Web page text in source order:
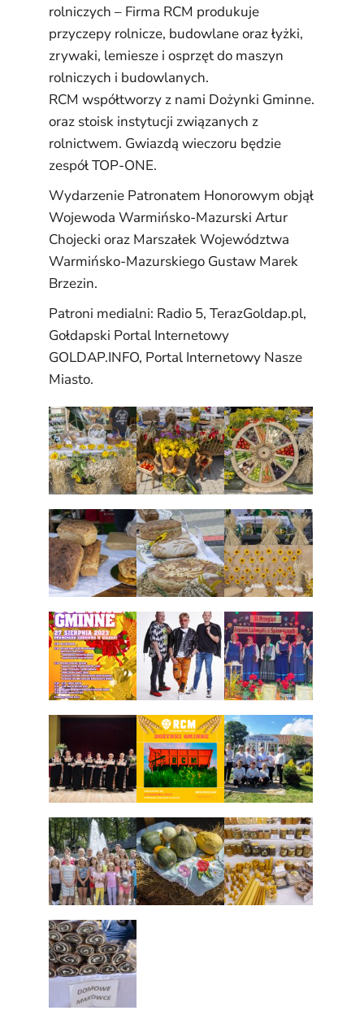
rolniczych – Firma RCM produkuje
przyczepy rolnicze, budowlane oraz łyżki,
zrywaki, lemiesze i osprzęt do maszyn
rolniczych i budowlanych.
RCM współtworzy z nami Dożynki Gminne.
oraz stoisk instytucji związanych z
rolnictwem. Gwiazdą wieczoru będzie
zespół TOP-ONE.
Wydarzenie Patronatem Honorowym objął
Wojewoda Warmińsko-Mazurski Artur
Chojecki oraz Marszałek Województwa
Warmińsko-Mazurskiego Gustaw Marek
Brzezin.
Patroni medialni: Radio 5, TerazGoldap.pl,
Gołdapski Portal Internetowy
GOLDAP.INFO, Portal Internetowy Nasze
Miasto.